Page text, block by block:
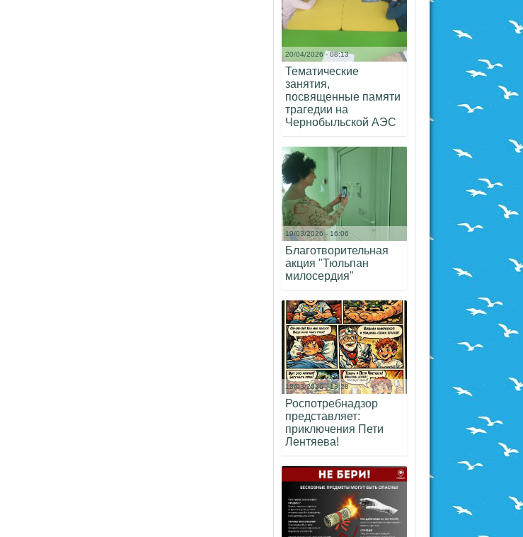
20/04/2026 - 08:13
Тематические
занятия,
посвященные памяти
трагедии на
Чернобыльской АЭС
19/03/2026 - 16:06
Благотворительная
акция "Тюльпан
милосердия"
18/03/2026 - 13:28
Роспотребнадзор
представляет:
приключения Пети
Лентяева!